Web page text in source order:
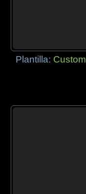
Plantilla: Custom